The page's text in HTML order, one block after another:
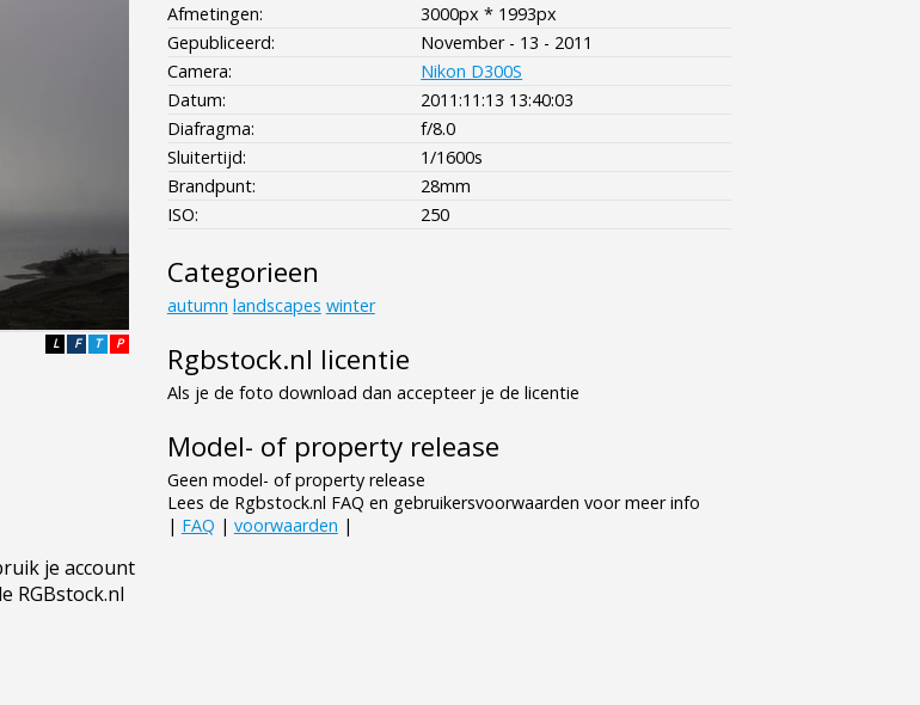
P
T
F
L
Afmetingen:
3000px * 1993px
Gepubliceerd:
November - 13 - 2011
Camera:
Nikon D300S
Datum:
2011:11:13 13:40:03
Diafragma:
f/8.0
Sluitertijd:
1/1600s
Brandpunt:
28mm
ISO:
250
Categorieen
autumn landscapes winter
Rgbstock.nl licentie
Als je de foto download dan accepteer je de licentie
Model- of property release
Geen model- of property release
Lees de Rgbstock.nl FAQ en gebruikersvoorwaarden voor meer info
| FAQ | voorwaarden |